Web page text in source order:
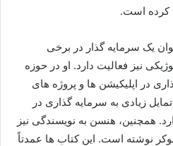
کرده است.
یک سرمایه‌ گذار در برخی
نیز فعالیت دارد. او در حوزه‌
در اپلیکیشن‌ ها و پروژه‌ های
زیادی به سرمایه‌ گذاری در
همچنین، هنسن به نویسندگی نیز
نوشته است. این کتاب‌ ها عمدتاً